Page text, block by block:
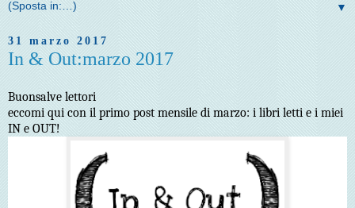
▼
31 marzo 2017
In & Out:marzo 2017
Buonsalve lettori
eccomi qui con il primo post mensile di marzo: i libri letti e i miei
IN e OUT!